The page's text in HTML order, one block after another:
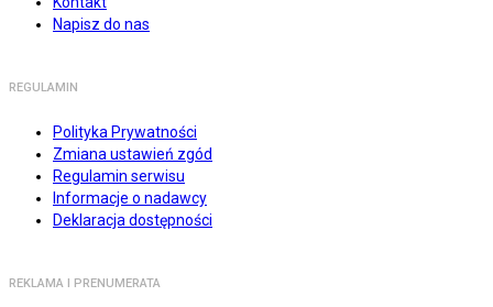
Napisz do nas
REGULAMIN
Polityka Prywatności
Zmiana ustawień zgód
Regulamin serwisu
Informacje o nadawcy
Deklaracja dostępności
REKLAMA I PRENUMERATA